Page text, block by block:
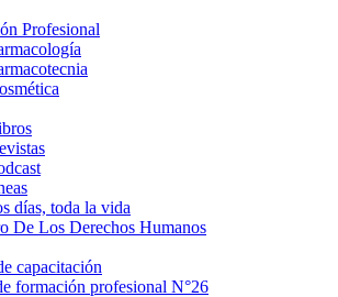
Profesional
días, toda la vida
De Los Derechos Humanos
capacitación
formación profesional N°26